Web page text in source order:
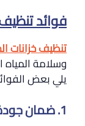
فوائد تنظيف
تنظيف خزانات
وسلامة المياه
يلي بعض
1. ضمان جودة المياه: